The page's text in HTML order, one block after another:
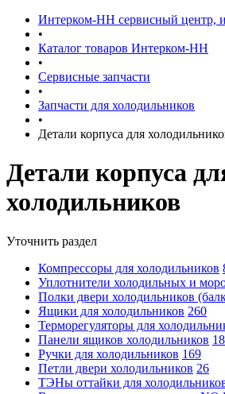
Интерком-НН сервисный центр,
•
Каталог товаров Интерком-НН
•
Сервисные запчасти
•
Запчасти для холодильников
•
Детали корпуса для
Детали корпуса
холодильников
Уточнить раздел
Компрессоры для холодильников
Уплотнители холодильных и
Полки двери холодильников
Ящики для холодильников 260
Терморегуляторы для
Панели ящиков холодильников
Ручки для холодильников 169
Петли двери холодильников 26
ТЭНы оттайки для